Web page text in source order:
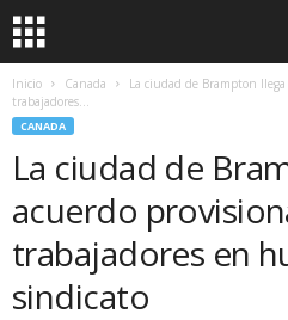
Inicio Canada
La ciudad de Brampton
trabajadores...
CANADA
La ciudad de
acuerdo
trabajadores en
sindicato